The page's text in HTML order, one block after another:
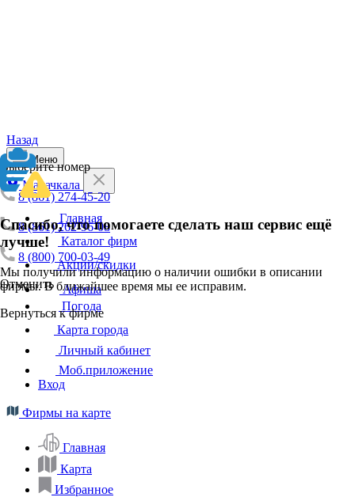
Назад
Выберите номер
8 (861) 274-45-20
8 (861) 262-96-08
8 (800) 700-03-49
Отменить
Спасибо, что помогаете сделать наш сервис ещё
лучше!
Мы получили информацию о наличии ошибки в описании
фирмы. В ближайшее время мы ее исправим.
Вернуться к фирме
Меню
Махачкала
Главная
Каталог фирм
Акции/скидки
Афиша
Погода
Карта города
Личный кабинет
Моб.приложение
Вход
Фирмы на карте
Главная
Карта
Избранное